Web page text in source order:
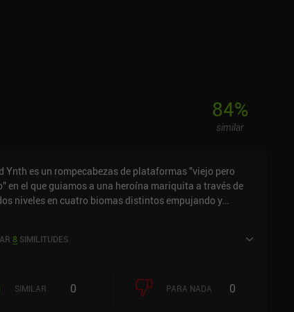
84%
similar
Ynth es un rompecabezas de plataformas "viejo pero
en el que guiamos a una heroína mariquita a través de
niveles en cuatro biomas distintos empujando y
objetos. Pero la mayor parte de la jugabilidad gira en
el sentido de las agujas del reloj o en sentido contrario
8 SIMILITUDES
SIMILAR 0 PARA NADA 0